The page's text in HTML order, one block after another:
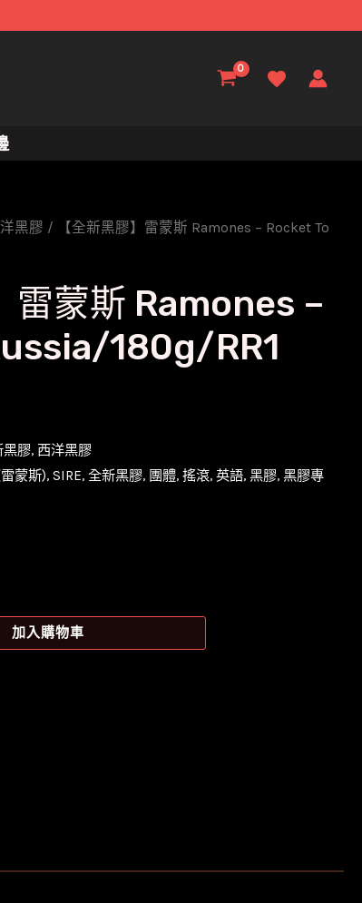
黑膠 / 【全新黑膠】雷蒙斯 Ramones – Rocket To
雷蒙斯 Ramones –
180g/RR1
黑膠,西洋黑膠
蒙斯),SIRE,全新黑膠, 團體,搖滾,英語,黑膠,黑膠專
加入購物車